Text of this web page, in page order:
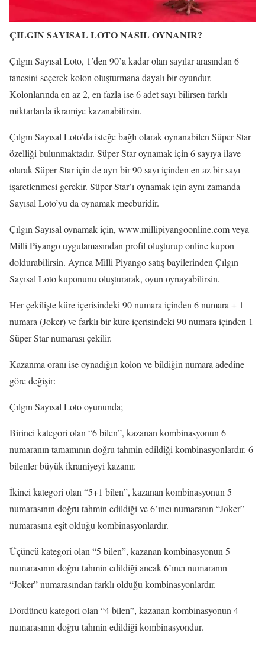
ÇILGIN SAYISAL LOTO NASIL OYNANIR?
Çılgın Sayısal Loto, 1’den 90’a kadar olan sayılar arasından 6
tanesini seçerek kolon oluşturmana dayalı bir oyundur.
Kolonlarında en az 2, en fazla ise 6 adet sayı bilirsen farklı
miktarlarda ikramiye kazanabilirsin.
Çılgın Sayısal Loto’da isteğe bağlı olarak oynanabilen Süper Star
özelliği bulunmaktadır. Süper Star oynamak için 6 sayıya ilave
olarak Süper Star için de ayrı bir 90 sayı içinden en az bir sayı
işaretlenmesi gerekir. Süper Star’ı oynamak için aynı zamanda
Sayısal Loto’yu da oynamak mecburidir.
Çılgın Sayısal oynamak için, www.millipiyangoonline.com veya
Milli Piyango uygulamasından profil oluşturup online kupon
doldurabilirsin. Ayrıca Milli Piyango satış bayilerinden Çılgın
Sayısal Loto kuponunu oluşturarak, oyun oynayabilirsin.
Her çekilişte küre içerisindeki 90 numara içinden 6 numara + 1
numara (Joker) ve farklı bir küre içerisindeki 90 numara içinden 1
Süper Star numarası çekilir.
Kazanma oranı ise oynadığın kolon ve bildiğin numara adedine
göre değişir:
Çılgın Sayısal Loto oyununda;
Birinci kategori olan “6 bilen”, kazanan kombinasyonun 6
numaranın tamamının doğru tahmin edildiği kombinasyonlardır. 6
bilenler büyük ikramiyeyi kazanır.
İkinci kategori olan “5+1 bilen”, kazanan kombinasyonun 5
numarasının doğru tahmin edildiği ve 6’ıncı numaranın “Joker”
numarasına eşit olduğu kombinasyonlardır.
Üçüncü kategori olan “5 bilen”, kazanan kombinasyonun 5
numarasının doğru tahmin edildiği ancak 6’ıncı numaranın
“Joker” numarasından farklı olduğu kombinasyonlardır.
Dördüncü kategori olan “4 bilen”, kazanan kombinasyonun 4
numarasının doğru tahmin edildiği kombinasyondur.